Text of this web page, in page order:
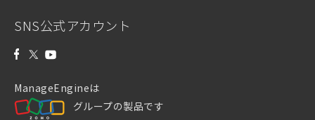
SNS公式アカウント
ManageEngineは
グループの製品です